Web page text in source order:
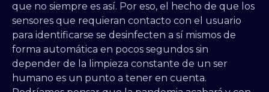
que no siempre es así. Por eso, el hecho de que los
sensores que requieran contacto con el usuario
para identificarse se desinfecten a sí mismos de
forma automática en pocos segundos sin
depender de la limpieza constante de un ser
humano es un punto a tener en cuenta.